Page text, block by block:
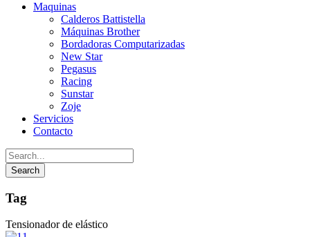
Maquinas
Calderos Battistella
Máquinas Brother
Bordadoras Computarizadas
New Star
Pegasus
Racing
Sunstar
Zoje
Servicios
Contacto
Tag
Tensionador de elástico